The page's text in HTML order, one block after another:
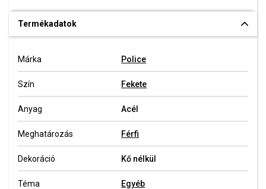
Termékadatok
Márka Police
Szín Fekete
Anyag Acél
Meghatározás Férfi
Dekoráció Kő nélkül
Téma Egyéb